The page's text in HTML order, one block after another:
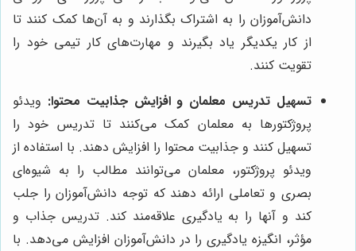
دانش‌آموزان را به اشتراک بگذارند و به آن‌ها کمک کنند تا
از کار یکدیگر یاد بگیرند و مهارت‌های کار تیمی خود را
تقویت کنند.
تسهیل تدریس معلمان و افزایش جذابیت محتوا: ویدئو
پروژکتورها به معلمان کمک می‌کنند تا تدریس خود را
تسهیل کنند و جذابیت محتوا را افزایش دهند. با استفاده از
ویدئو پروژکتور، معلمان می‌توانند مطالب را به شیوه‌ای
بصری و تعاملی ارائه دهند که توجه دانش‌آموزان را جلب
کند و آنها را به یادگیری علاقه‌مند کند. تدریس جذاب و
مؤثر، انگیزه یادگیری را در دانش‌آموزان افزایش می‌دهد. با